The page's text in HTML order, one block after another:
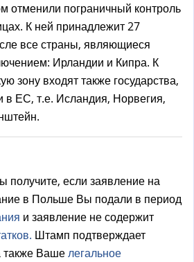
отменили пограничный контроль
К ней принадлежит 27
все страны, являющиеся
Ирландии и Кипра. К
зону входят также государства,
в ЕС, т.е. Исландия, Норвегия,
получите, если заявление на
в Польше Вы подали в период
и заявление не содержит
Штамп подтверждает
также Вашелегальное